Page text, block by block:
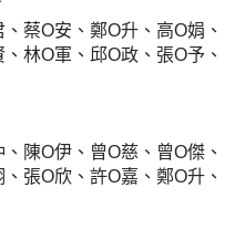
蔡O安、鄭O升、高O娟、
林O軍、邱O政、張O予、
陳O伊、曾O慈、曾O傑、
張O欣、許O嘉、鄭O升、